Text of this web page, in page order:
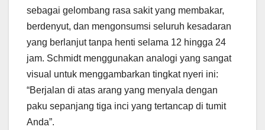
sebagai gelombang rasa sakit yang membakar,
berdenyut, dan mengonsumsi seluruh kesadaran
yang berlanjut tanpa henti selama 12 hingga 24
jam. Schmidt menggunakan analogi yang sangat
visual untuk menggambarkan tingkat nyeri ini:
“Berjalan di atas arang yang menyala dengan
paku sepanjang tiga inci yang tertancap di tumit
Anda”.